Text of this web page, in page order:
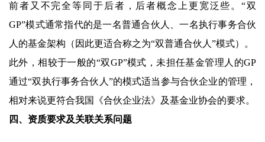
前者又不完全等同于后者，后者概念上更宽泛些。“双
GP”模式通常指代的是一名普通合伙人、一名执行事务合伙
人的基金架构（因此更适合称之为“双普通合伙人”模式）。
此外，相较于一般的“双GP”模式，未担任基金管理人的GP
通过“双执行事务合伙人”的模式适当参与合伙企业的管理，
相对来说更符合我国《合伙企业法》及基金业协会的要求。
四、资质要求及关联关系问题